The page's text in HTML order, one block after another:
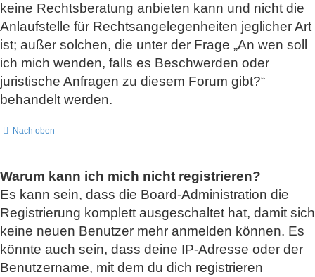
keine Rechtsberatung anbieten kann und nicht die
Anlaufstelle für Rechtsangelegenheiten jeglicher Art
ist; außer solchen, die unter der Frage „An wen soll
ich mich wenden, falls es Beschwerden oder
juristische Anfragen zu diesem Forum gibt?“
behandelt werden.
Nach oben
Warum kann ich mich nicht registrieren?
Es kann sein, dass die Board-Administration die
Registrierung komplett ausgeschaltet hat, damit sich
keine neuen Benutzer mehr anmelden können. Es
könnte auch sein, dass deine IP-Adresse oder der
Benutzername, mit dem du dich registrieren